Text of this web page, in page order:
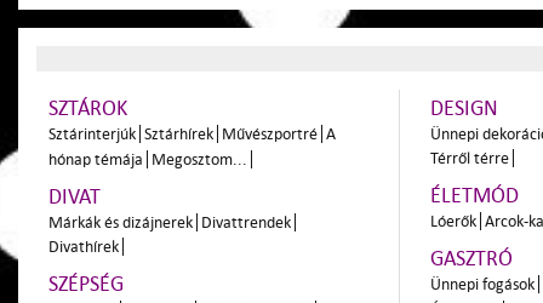
SZTÁROK
Sztárinterjúk Sztárhírek Művészportré A
hónap témája Megosztom...
DIVAT
Márkák és dizájnerek Divattrendek
Divathírek
SZÉPSÉG
DESIGN
Ünnepi
Térről térre
ÉLETMÓD
Lóerők Arcok-
GASZTRÓ
Ünnepi fogások